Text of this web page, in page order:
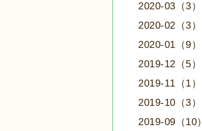
2020-03（3）
2020-02（3）
2020-01（9）
2019-12（5）
2019-11（1）
2019-10（3）
2019-09（10）